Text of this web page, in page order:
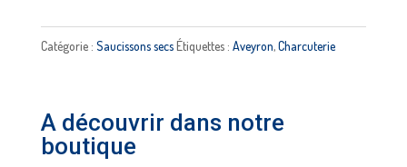
sèche
aux
noix
Catégorie : Saucissons secsÉtiquettes : Aveyron,Charcuterie
A découvrir dans notre
boutique